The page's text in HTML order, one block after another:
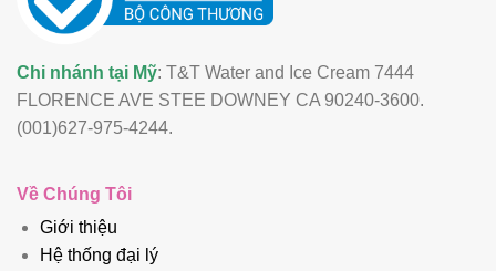
Chi nhánh tại Mỹ: T&T Water and Ice Cream 7444
FLORENCE AVE STEE DOWNEY CA 90240-3600.
(001)627-975-4244.
Về Chúng Tôi
Giới thiệu
Hệ thống đại lý